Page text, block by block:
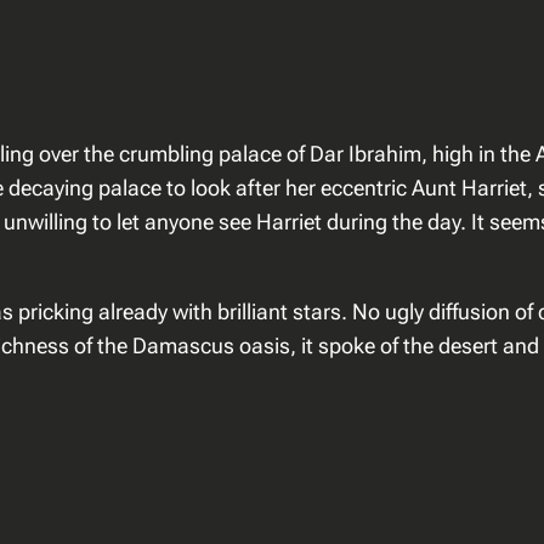
H
o
over the crumbling palace of Dar Ibrahim, high in
palace to look after her eccentric Aunt
to let anyone see Harriet during the day. It
pricking already with brilliant stars. No ugly diffusion of
of the Damascus oasis, it spoke of the desert